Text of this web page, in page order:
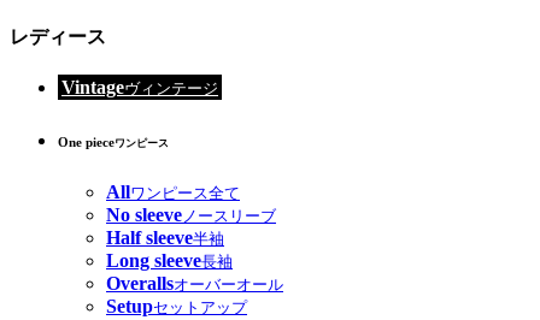
レディース
Vintageヴィンテージ
One pieceワンピース
Allワンピース全て
No sleeve ノースリーブ
Half sleeve半袖
Long sleeve長袖
Overallsオーバーオール
Setupセットアップ